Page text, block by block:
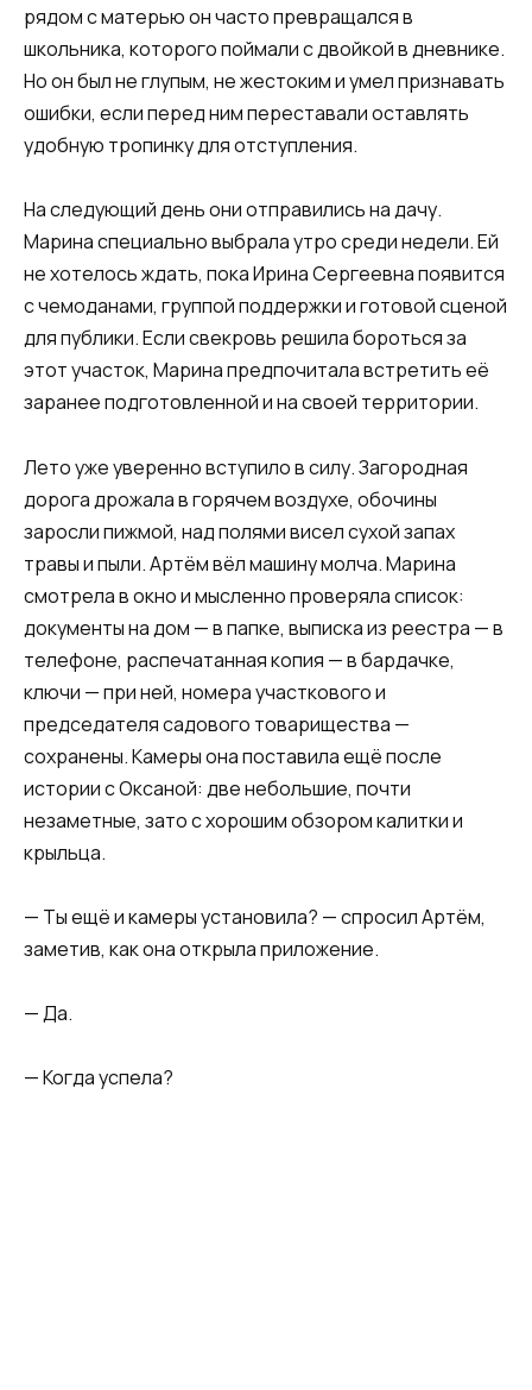
рядом с матерью он часто превращался в
школьника, которого поймали с двойкой в дневнике.
Но он был не глупым, не жестоким и умел признавать
ошибки, если перед ним переставали оставлять
удобную тропинку для отступления.
На следующий день они отправились на дачу.
Марина специально выбрала утро среди недели. Ей
не хотелось ждать, пока Ирина Сергеевна появится
с чемоданами, группой поддержки и готовой сценой
для публики. Если свекровь решила бороться за
этот участок, Марина предпочитала встретить её
заранее подготовленной и на своей территории.
Лето уже уверенно вступило в силу. Загородная
дорога дрожала в горячем воздухе, обочины
заросли пижмой, над полями висел сухой запах
травы и пыли. Артём вёл машину молча. Марина
смотрела в окно и мысленно проверяла список:
документы на дом — в папке, выписка из реестра — в
телефоне, распечатанная копия — в бардачке,
ключи — при ней, номера участкового и
председателя садового товарищества —
сохранены. Камеры она поставила ещё после
истории с Оксаной: две небольшие, почти
незаметные, зато с хорошим обзором калитки и
крыльца.
— Ты ещё и камеры установила? — спросил Артём,
заметив, как она открыла приложение.
— Да.
— Когда успела?